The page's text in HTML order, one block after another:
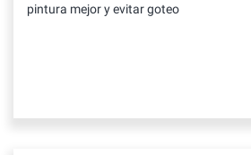
pintura mejor y evitar goteo